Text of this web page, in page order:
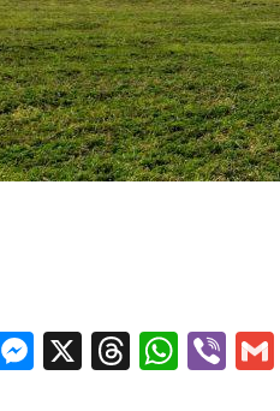
Facebook
Messenger
X Threads